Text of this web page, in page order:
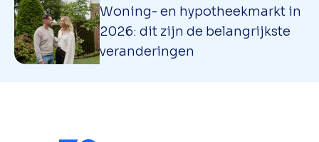
Woning- en hypotheekmarkt in
2026: dit zijn de belangrijkste
veranderingen